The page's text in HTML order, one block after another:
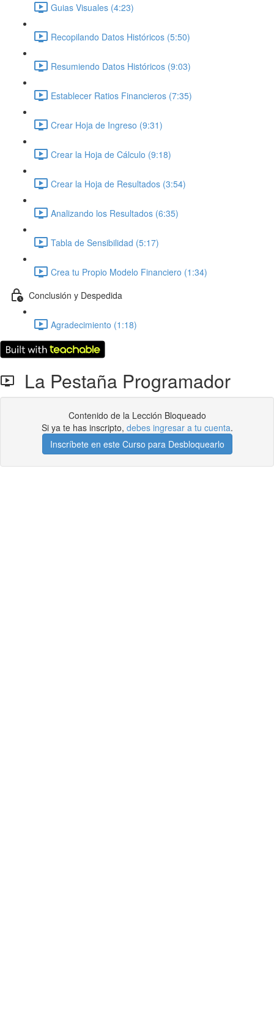
Guias Visuales (4:23)
Recopilando Datos Históricos (5:50)
Resumiendo Datos Históricos (9:03)
Establecer Ratios Financieros (7:35)
Crear Hoja de Ingreso (9:31)
Crear la Hoja de Cálculo (9:18)
Crear la Hoja de Resultados (3:54)
Analizando los Resultados (6:35)
Tabla de Sensibilidad (5:17)
Crea tu Propio Modelo Financiero (1:34)
Conclusión y Despedida
Agradecimiento (1:18)
La Pestaña Programador
Contenido de la Lección Bloqueado
Si ya te has inscripto, debes ingresar a tu cuenta.
Inscríbete en este Curso para Desbloquearlo